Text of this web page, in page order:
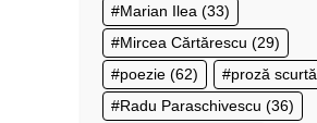
Marian Ilea (33)
Mircea Cărtărescu (29)
poezie (62) proză scurtă
Radu Paraschivescu (36)